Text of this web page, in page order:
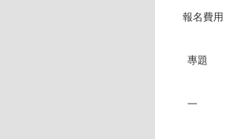
報名費用
專題
一